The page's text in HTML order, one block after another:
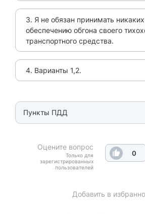
3. Я не обязан принимать
обеспечению обгона своего
транспортного средства.
4. Варианты 1,2.
Пункты ПДД
Оцените вопрос
Только для
зарегистрированных
пользователей
0
Добавить в